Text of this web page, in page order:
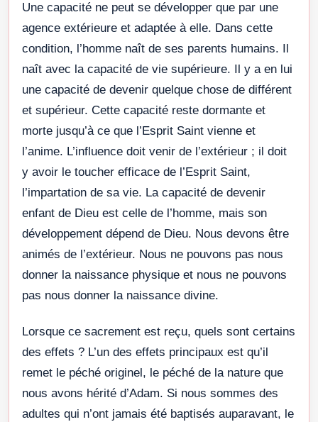
Une capacité ne peut se développer que par une
agence extérieure et adaptée à elle. Dans cette
condition, l’homme naît de ses parents humains. Il
naît avec la capacité de vie supérieure. Il y a en lui
une capacité de devenir quelque chose de différent
et supérieur. Cette capacité reste dormante et
morte jusqu’à ce que l’Esprit Saint vienne et
l’anime. L’influence doit venir de l’extérieur ; il doit
y avoir le toucher efficace de l’Esprit Saint,
l’impartation de sa vie. La capacité de devenir
enfant de Dieu est celle de l’homme, mais son
développement dépend de Dieu. Nous devons être
animés de l’extérieur. Nous ne pouvons pas nous
donner la naissance physique et nous ne pouvons
pas nous donner la naissance divine.
Lorsque ce sacrement est reçu, quels sont certains
des effets ? L’un des effets principaux est qu’il
remet le péché originel, le péché de la nature que
nous avons hérité d’Adam. Si nous sommes des
adultes qui n’ont jamais été baptisés auparavant, le